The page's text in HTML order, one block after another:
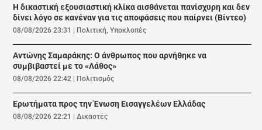
Η δικαστική εξουσιαστική κλίκα αισθάνεται πανίσχυρη και δεν
δίνει λόγο σε κανέναν για τις αποφάσεις που παίρνει (Βίντεο)
08/08/2026 23:31 | Πολιτική,Υποκλοπές
Αντώνης Σαμαράκης: Ο άνθρωπος που αρνήθηκε να
συμβιβαστεί με το «Λάθος»
08/08/2026 22:42 | Πολιτισμός
Ερωτήματα προς την Ένωση Εισαγγελέων Ελλάδας
08/08/2026 22:21 |Δικαστές